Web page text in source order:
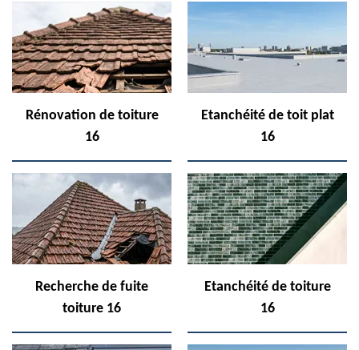
Rénovation de toiture
16
Etanchéité de toit plat
16
Recherche de fuite
toiture 16
Etanchéité de toiture
16